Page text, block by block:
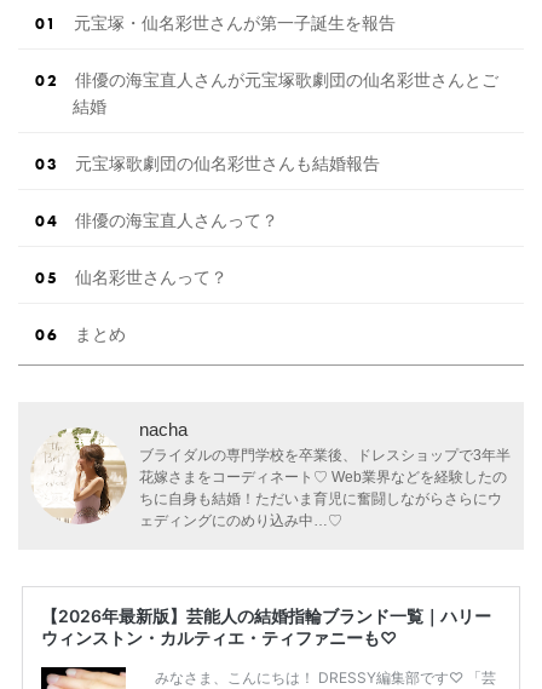
元宝塚・仙名彩世さんが第一子誕生を報告
俳優の海宝直人さんが元宝塚歌劇団の仙名彩世さんとご
結婚
元宝塚歌劇団の仙名彩世さんも結婚報告
俳優の海宝直人さんって？
仙名彩世さんって？
まとめ
nacha
ブライダルの専門学校を卒業後、ドレスショップで3年半
花嫁さまをコーディネート♡ Web業界などを経験したの
ちに自身も結婚！ただいま育児に奮闘しながらさらにウ
ェディングにのめり込み中…♡
【2026年最新版】芸能人の結婚指輪ブランド一覧｜ハリー
ウィンストン・カルティエ・ティファニーも♡
みなさま、こんにちは！ DRESSY編集部です♡ 「芸